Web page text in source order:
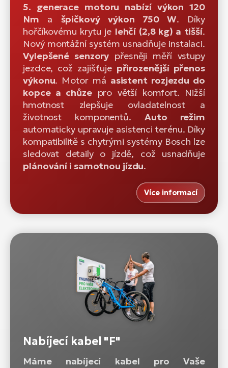
5. generace motoru nabízí výkon 120
Nm a špičkový výkon 750 W. Díky
hořčíkovému krytu je lehčí (2,8 kg) a tišší.
Nový montážní systém usnadňuje instalaci.
Vylepšené senzory přesněji měří vstupy
jezdce, což zajišťuje přirozenější přenos
výkonu. Motor má asistent rozjezdu do
kopce a chůzepro větší komfort. Nižší
hmotnost zlepšuje ovladatelnost a
životnost komponentů. Auto režim
automaticky upravuje asistenci terénu. Díky
kompatibilitě s chytrými systémy Bosch lze
sledovat detaily o jízdě, což usnadňuje
plánování i samotnou jízdu.
Více informací
Nabíjecí kabel "F"
Máme nabíjecí kabel pro Vaše